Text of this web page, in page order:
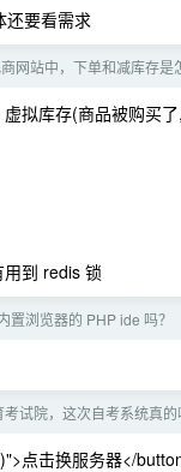
还要看需求
网站中，下单和减库存是
拟库存(商品被购买
到 redis 锁
置浏览器的 PHP ide 吗？
试院，这次自考系统真的
点击换服务器</